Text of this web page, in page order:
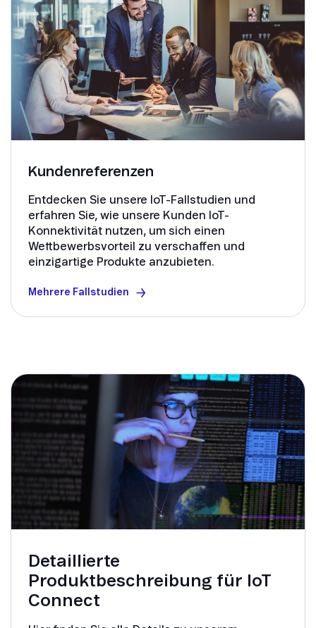
Kundenreferenzen
Entdecken Sie unsere IoT-Fallstudien und
erfahren Sie, wie unsere Kunden IoT-
Konnektivität nutzen, um sich einen
Wettbewerbsvorteil zu verschaffen und
einzigartige Produkte anzubieten.
Mehrere Fallstudien
Detaillierte
Produktbeschreibung für IoT
Connect